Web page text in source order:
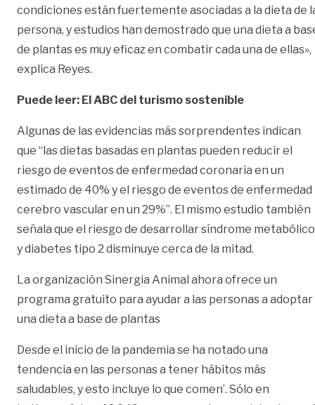
condiciones están fuertemente asociadas a la dieta de
persona, y estudios han demostrado que una dieta a
de plantas es muy eficaz en combatir cada una de ellas»,
explica Reyes.
Puede leer: El ABC del turismo sostenible
Algunas de las evidencias más sorprendentes indican
que “las dietas basadas en plantas pueden reducir el
riesgo de eventos de enfermedad coronaria en un
estimado de 40% y el riesgo de eventos de enfermedad
cerebro vascular en un 29%”. El mismo estudio también
señala que el riesgo de desarrollar síndrome metabólico
y diabetes tipo 2 disminuye cerca de la mitad.
La organización Sinergia Animal ahora ofrece un
programa gratuito para ayudar a las personas a adoptar
una dieta a base de plantas
Desde el inicio de la pandemia se ha notado una
tendencia en las personas a tener hábitos más
saludables, y esto incluye lo que comen’. Sólo en